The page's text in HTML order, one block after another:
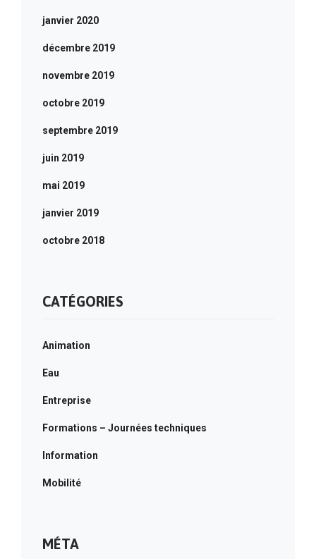
janvier 2020
décembre 2019
novembre 2019
octobre 2019
septembre 2019
juin 2019
mai 2019
janvier 2019
octobre 2018
CATÉGORIES
Animation
Eau
Entreprise
Formations – Journées techniques
Information
Mobilité
MÉTA